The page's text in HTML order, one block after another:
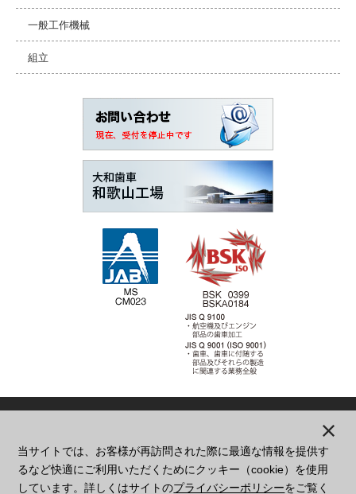
本 大阪府東大阪市西堤学園町1丁目2番23号
06-6782-5141
一般工作機械
組立
当サイトでは、お客様が再訪問された際に最適な情報を提供す
るなど快適にご利用いただくためにクッキー（cookie）を使用
しています。詳しくはサイトのプライバシーポリシーをご覧く